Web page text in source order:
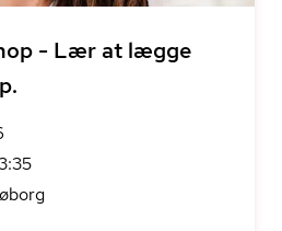
- Lær at lægge